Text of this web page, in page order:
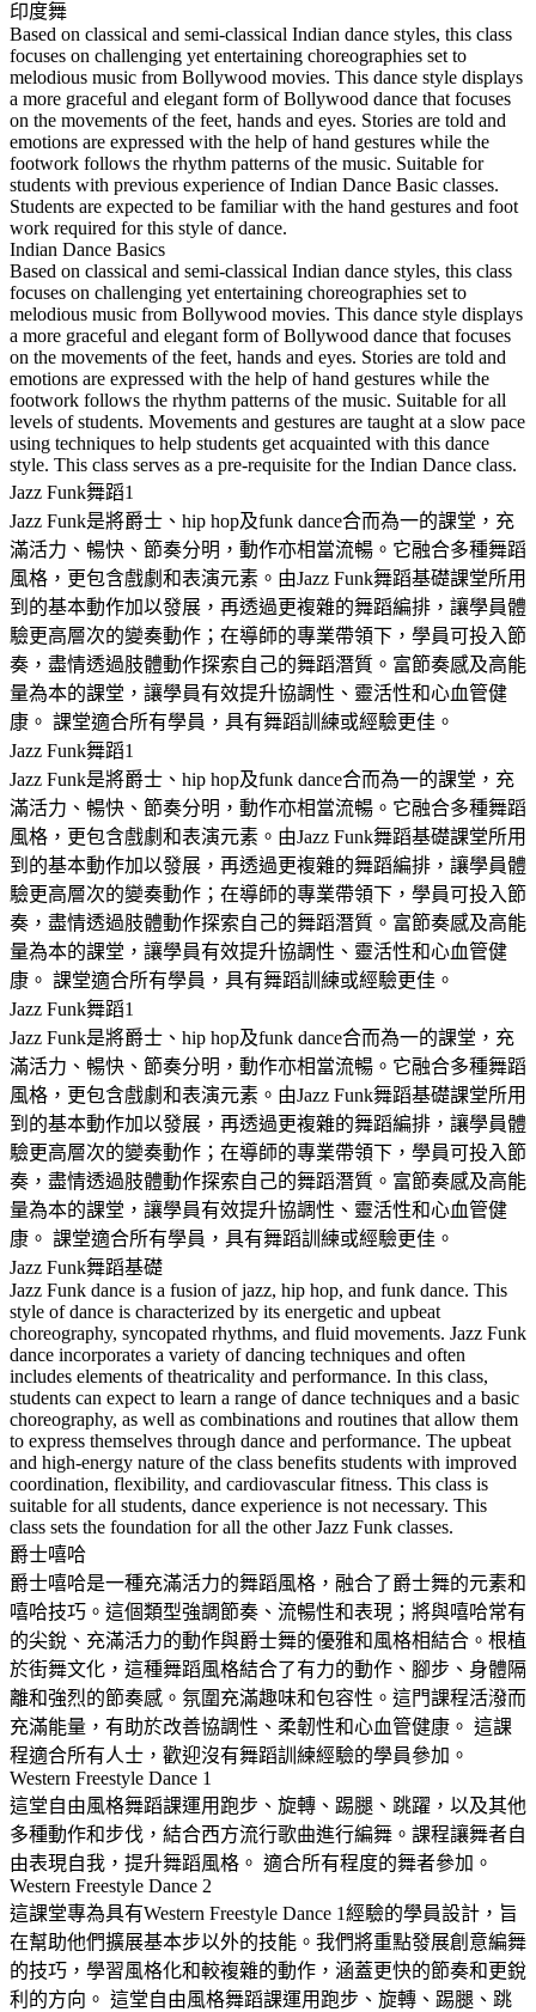
印度舞
Based on classical and semi-classical Indian dance styles, this class
focuses on challenging yet entertaining choreographies set to
melodious music from Bollywood movies. This dance style displays
a more graceful and elegant form of Bollywood dance that focuses
on the movements of the feet, hands and eyes. Stories are told and
emotions are expressed with the help of hand gestures while the
footwork follows the rhythm patterns of the music. Suitable for
students with previous experience of Indian Dance Basic classes.
Students are expected to be familiar with the hand gestures and foot
work required for this style of dance.
Indian Dance Basics
Based on classical and semi-classical Indian dance styles, this class
focuses on challenging yet entertaining choreographies set to
melodious music from Bollywood movies. This dance style displays
a more graceful and elegant form of Bollywood dance that focuses
on the movements of the feet, hands and eyes. Stories are told and
emotions are expressed with the help of hand gestures while the
footwork follows the rhythm patterns of the music. Suitable for all
levels of students. Movements and gestures are taught at a slow pace
using techniques to help students get acquainted with this dance
style. This class serves as a pre-requisite for the Indian Dance class.
Jazz Funk舞蹈1
Jazz Funk是將爵士、hip hop及funk dance合而為一的課堂，充
滿活力、暢快、節奏分明，動作亦相當流暢。它融合多種舞蹈
風格，更包含戲劇和表演元素。由Jazz Funk舞蹈基礎課堂所用
到的基本動作加以發展，再透過更複雜的舞蹈編排，讓學員體
驗更高層次的變奏動作；在導師的專業帶領下，學員可投入節
奏，盡情透過肢體動作探索自己的舞蹈潛質。富節奏感及高能
量為本的課堂，讓學員有效提升協調性、靈活性和心血管健
康。 課堂適合所有學員，具有舞蹈訓練或經驗更佳。
Jazz Funk舞蹈1
Jazz Funk是將爵士、hip hop及funk dance合而為一的課堂，充
滿活力、暢快、節奏分明，動作亦相當流暢。它融合多種舞蹈
風格，更包含戲劇和表演元素。由Jazz Funk舞蹈基礎課堂所用
到的基本動作加以發展，再透過更複雜的舞蹈編排，讓學員體
驗更高層次的變奏動作；在導師的專業帶領下，學員可投入節
奏，盡情透過肢體動作探索自己的舞蹈潛質。富節奏感及高能
量為本的課堂，讓學員有效提升協調性、靈活性和心血管健
康。 課堂適合所有學員，具有舞蹈訓練或經驗更佳。
Jazz Funk舞蹈1
Jazz Funk是將爵士、hip hop及funk dance合而為一的課堂，充
滿活力、暢快、節奏分明，動作亦相當流暢。它融合多種舞蹈
風格，更包含戲劇和表演元素。由Jazz Funk舞蹈基礎課堂所用
到的基本動作加以發展，再透過更複雜的舞蹈編排，讓學員體
驗更高層次的變奏動作；在導師的專業帶領下，學員可投入節
奏，盡情透過肢體動作探索自己的舞蹈潛質。富節奏感及高能
量為本的課堂，讓學員有效提升協調性、靈活性和心血管健
康。 課堂適合所有學員，具有舞蹈訓練或經驗更佳。
Jazz Funk舞蹈基礎
Jazz Funk dance is a fusion of jazz, hip hop, and funk dance. This
style of dance is characterized by its energetic and upbeat
choreography, syncopated rhythms, and fluid movements. Jazz Funk
dance incorporates a variety of dancing techniques and often
includes elements of theatricality and performance. In this class,
students can expect to learn a range of dance techniques and a basic
choreography, as well as combinations and routines that allow them
to express themselves through dance and performance. The upbeat
and high-energy nature of the class benefits students with improved
coordination, flexibility, and cardiovascular fitness. This class is
suitable for all students, dance experience is not necessary. This
class sets the foundation for all the other Jazz Funk classes.
爵士嘻哈
爵士嘻哈是一種充滿活力的舞蹈風格，融合了爵士舞的元素和
嘻哈技巧。這個類型強調節奏、流暢性和表現；將與嘻哈常有
的尖銳、充滿活力的動作與爵士舞的優雅和風格相結合。根植
於街舞文化，這種舞蹈風格結合了有力的動作、腳步、身體隔
離和強烈的節奏感。氛圍充滿趣味和包容性。這門課程活潑而
充滿能量，有助於改善協調性、柔韌性和心血管健康。 這課
程適合所有人士，歡迎沒有舞蹈訓練經驗的學員參加。
Western Freestyle Dance 1
這堂自由風格舞蹈課運用跑步、旋轉、踢腿、跳躍，以及其他
多種動作和步伐，結合西方流行歌曲進行編舞。課程讓舞者自
由表現自我，提升舞蹈風格。 適合所有程度的舞者參加。
Western Freestyle Dance 2
這課堂專為具有Western Freestyle Dance 1經驗的學員設計，旨
在幫助他們擴展基本步以外的技能。我們將重點發展創意編舞
的技巧，學習風格化和較複雜的動作，涵蓋更快的節奏和更銳
利的方向。 這堂自由風格舞蹈課運用跑步、旋轉、踢腿、跳